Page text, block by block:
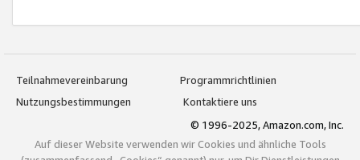
Teilnahmevereinbarung
Programmrichtlinien
Nutzungsbestimmungen
Kontaktiere uns
© 1996-2025, Amazon.com, Inc.
Auf dieser Website verwenden wir Cookies und ähnliche Tools